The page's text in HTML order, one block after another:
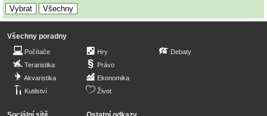
Všechny poradny
Počítače
Teraristika
Akvaristika
Kutilství
Hry
Právo
Ekonomika
Život
Debaty